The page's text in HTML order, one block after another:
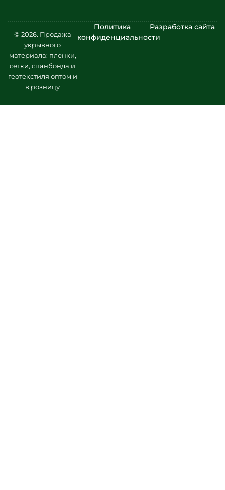
© 2026. Продажа
укрывного
материала: пленки,
сетки, спанбонда и
геотекстиля оптом и
в розницу
Политика
конфиденциальности
Разработка сайта